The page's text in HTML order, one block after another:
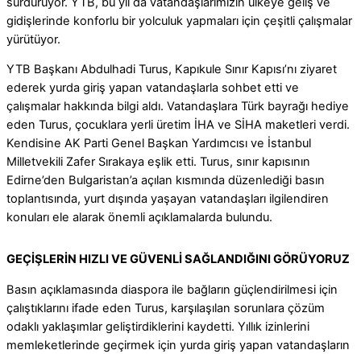
gidişlerinde konforlu bir yolculuk yapmaları için çeşitli çalışmalar
yürütüyor.
YTB Başkanı Abdulhadi Turus, Kapıkule Sınır Kapısı’nı ziyaret
ederek yurda giriş yapan vatandaşlarla sohbet etti ve
çalışmalar hakkında bilgi aldı. Vatandaşlara Türk bayrağı hediye
eden Turus, çocuklara yerli üretim İHA ve SİHA maketleri verdi.
Kendisine AK Parti Genel Başkan Yardımcısı ve İstanbul
Milletvekili Zafer Sırakaya eşlik etti. Turus, sınır kapısının
Edirne’den Bulgaristan’a açılan kısmında düzenlediği basın
toplantısında, yurt dışında yaşayan vatandaşları ilgilendiren
konuları ele alarak önemli açıklamalarda bulundu.
GEÇİŞLERİN HIZLI VE GÜVENLİ SAĞLANDIĞINI GÖRÜYORUZ
Basın açıklamasında diaspora ile bağların güçlendirilmesi için
çalıştıklarını ifade eden Turus, karşılaşılan sorunlara çözüm
odaklı yaklaşımlar geliştirdiklerini kaydetti. Yıllık izinlerini
memleketlerinde geçirmek için yurda giriş yapan vatandaşların